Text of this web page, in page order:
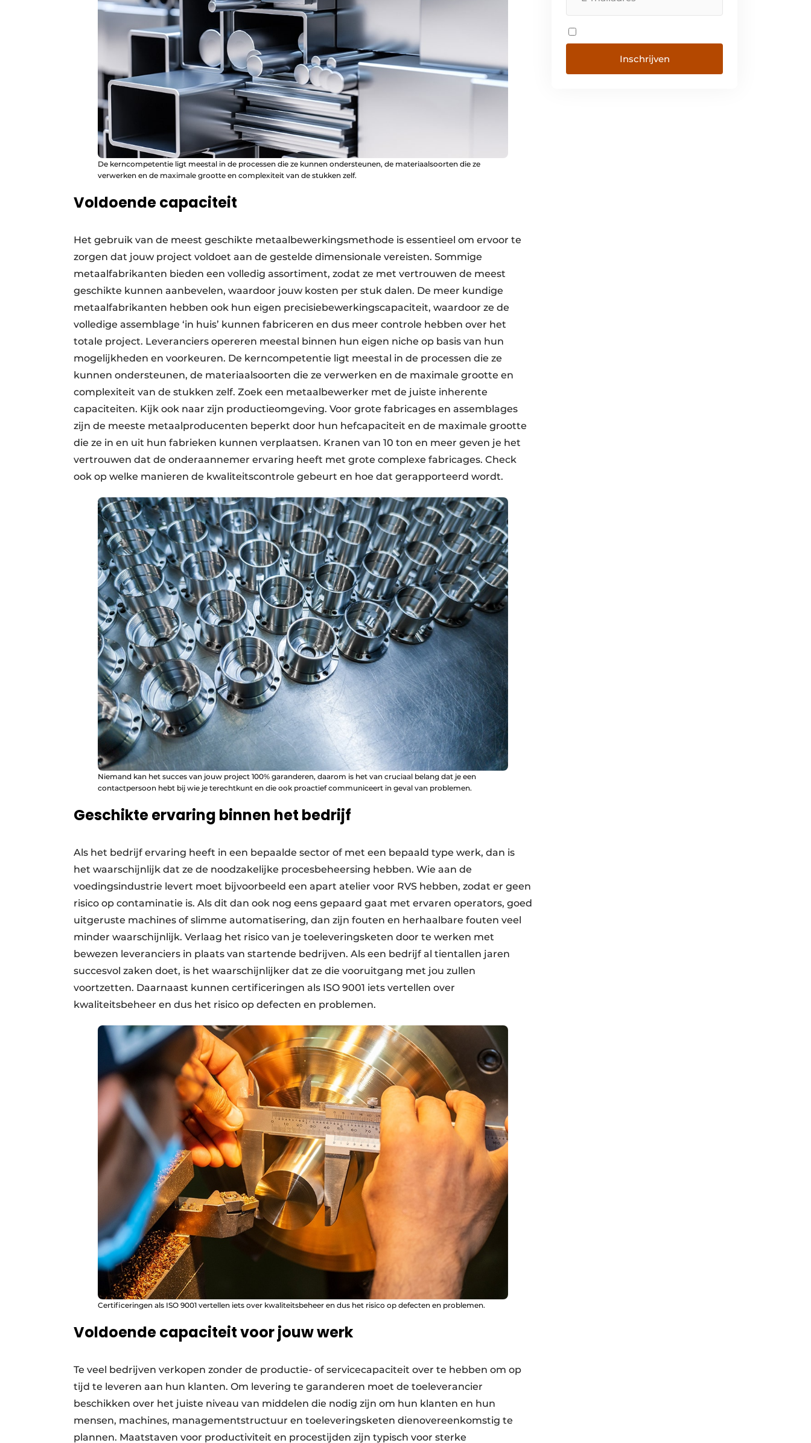
De kerncompetentie ligt meestal in de processen die ze kunnen ondersteunen, de materiaalsoorten die ze
verwerken en de maximale grootte en complexiteit van de stukken zelf.
Voldoende capaciteit
Het gebruik van de meest geschikte metaalbewerkingsmethode is essentieel om ervoor te
zorgen dat jouw project voldoet aan de gestelde dimensionale vereisten. Sommige
metaalfabrikanten bieden een volledig assortiment, zodat ze met vertrouwen de meest
geschikte kunnen aanbevelen, waardoor jouw kosten per stuk dalen. De meer kundige
metaalfabrikanten hebben ook hun eigen precisiebewerkingscapaciteit, waardoor ze de
volledige assemblage ‘in huis’ kunnen fabriceren en dus meer controle hebben over het
totale project. Leveranciers opereren meestal binnen hun eigen niche op basis van hun
mogelijkheden en voorkeuren. De kerncompetentie ligt meestal in de processen die ze
kunnen ondersteunen, de materiaalsoorten die ze verwerken en de maximale grootte en
complexiteit van de stukken zelf. Zoek een metaalbewerker met de juiste inherente
capaciteiten. Kijk ook naar zijn productieomgeving. Voor grote fabricages en assemblages
zijn de meeste metaalproducenten beperkt door hun hefcapaciteit en de maximale grootte
die ze in en uit hun fabrieken kunnen verplaatsen. Kranen van 10 ton en meer geven je het
vertrouwen dat de onderaannemer ervaring heeft met grote complexe fabricages. Check
ook op welke manieren de kwaliteitscontrole gebeurt en hoe dat gerapporteerd wordt.
Niemand kan het succes van jouw project 100% garanderen, daarom is het van cruciaal belang dat je een
contactpersoon hebt bij wie je terechtkunt en die ook proactief communiceert in geval van problemen.
Geschikte ervaring binnen het bedrijf
Als het bedrijf ervaring heeft in een bepaalde sector of met een bepaald type werk, dan is
het waarschijnlijk dat ze de noodzakelijke procesbeheersing hebben. Wie aan de
voedingsindustrie levert moet bijvoorbeeld een apart atelier voor RVS hebben, zodat er geen
risico op contaminatie is. Als dit dan ook nog eens gepaard gaat met ervaren operators, goed
uitgeruste machines of slimme automatisering, dan zijn fouten en herhaalbare fouten veel
minder waarschijnlijk. Verlaag het risico van je toeleveringsketen door te werken met
bewezen leveranciers in plaats van startende bedrijven. Als een bedrijf al tientallen jaren
succesvol zaken doet, is het waarschijnlijker dat ze die vooruitgang met jou zullen
voortzetten. Daarnaast kunnen certificeringen als ISO 9001 iets vertellen over
kwaliteitsbeheer en dus het risico op defecten en problemen.
Certificeringen als ISO 9001 vertellen iets over kwaliteitsbeheer en dus het risico op defecten en problemen.
Voldoende capaciteit voor jouw werk
Te veel bedrijven verkopen zonder de productie- of servicecapaciteit over te hebben om op
tijd te leveren aan hun klanten. Om levering te garanderen moet de toeleverancier
beschikken over het juiste niveau van middelen die nodig zijn om hun klanten en hun
mensen, machines, managementstructuur en toeleveringsketen dienovereenkomstig te
plannen. Maatstaven voor productiviteit en procestijden zijn typisch voor sterke